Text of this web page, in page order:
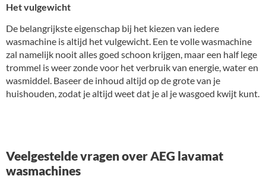
Het vulgewicht
De belangrijkste eigenschap bij het kiezen van iedere
wasmachine is altijd het vulgewicht. Een te volle wasmachine
zal namelijk nooit alles goed schoon krijgen, maar een half lege
trommel is weer zonde voor het verbruik van energie, water en
wasmiddel. Baseer de inhoud altijd op de grote van je
huishouden, zodat je altijd weet dat je al je wasgoed kwijt kunt.
Veelgestelde vragen over AEG lavamat
wasmachines